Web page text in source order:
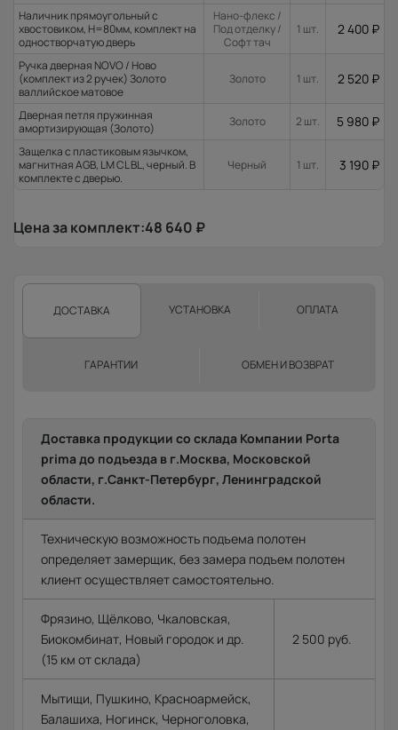
Наличник прямоугольный с
хвостовиком, H=80мм, комплект на
одностворчатую дверь
Нано-флекс /
Под отделку /
Софт тач
1 шт. 2 400 ₽
Ручка дверная NOVO / Ново
(комплект из 2 ручек) Золото
валлийское матовое
Золото 1 шт. 2 520 ₽
Дверная петля пружинная
амортизирующая (Золото)
Золото 2 шт. 5 980 ₽
Защелка с пластиковым язычком,
магнитная AGB, LM CL BL, черный. В
комплекте с дверью.
Черный 1 шт. 3 190 ₽
Цена за комплект:48 640 ₽
ДОСТАВКА УСТАНОВКА ОПЛАТА
ГАРАНТИИ ОБМЕН И ВОЗВРАТ
Доставка продукции со склада Компании Porta
prima до подъезда в г.Москва, Московской
области, г.Санкт-Петербург, Ленинградской
области.
Техническую возможность подъема полотен
определяет замерщик, без замера подъем полотен
клиент осуществляет самостоятельно.
Фрязино, Щёлково, Чкаловская,
Биокомбинат, Новый городок и др.
(15 км от склада)
2 500 руб.
Мытищи, Пушкино, Красноармейск,
Балашиха, Ногинск, Черноголовка,